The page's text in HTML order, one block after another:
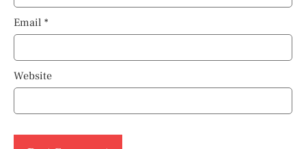
Email *
Website